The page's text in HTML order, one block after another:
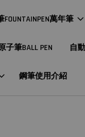
FOUNTAINPEN萬年筆
子筆BALL PEN 自
鋼筆使用介紹